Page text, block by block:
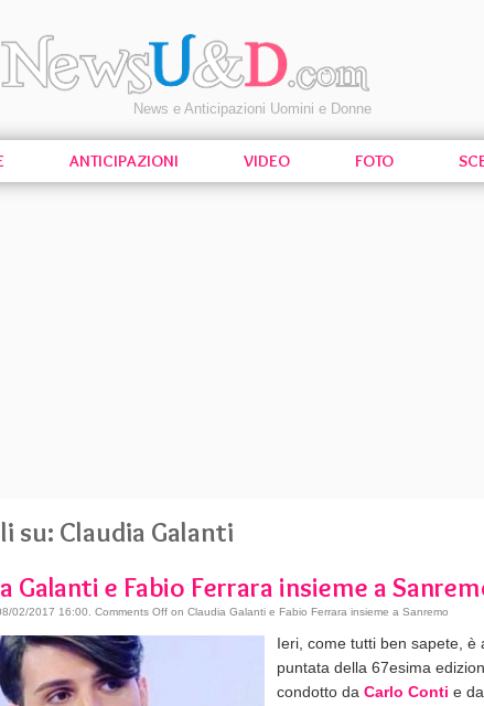
News e Anticipazioni Uomini e Donne
ANTICIPAZIONI VIDEO FOTO
su: Claudia Galanti
Galanti e Fabio Ferrara insieme a
02/2017 16:00 Comments Off on Claudia Galanti e Fabio Ferrara insieme a Sanremo
Ieri, come tutti ben sapete, è
puntata della 67esima
condotto da Carlo Conti e